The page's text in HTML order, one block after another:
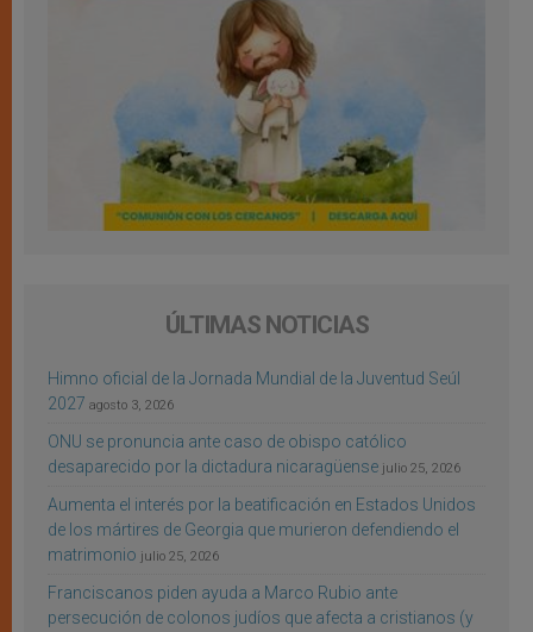
ÚLTIMAS NOTICIAS
Himno oficial de la Jornada Mundial de la Juventud Seúl
2027 agosto 3, 2026
ONU se pronuncia ante caso de obispo católico
desaparecido por la dictadura nicaragüense julio 25, 2026
Aumenta el interés por la beatificación en Estados Unidos
de los mártires de Georgia que murieron defendiendo el
matrimonio julio 25, 2026
Franciscanos piden ayuda a Marco Rubio ante
persecución de colonos judíos que afecta a cristianos (y